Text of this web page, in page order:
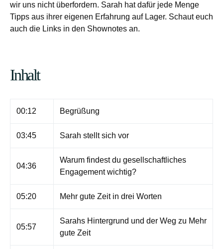
wir uns nicht überfordern. Sarah hat dafür jede Menge
Tipps aus ihrer eigenen Erfahrung auf Lager. Schaut euch
auch die Links in den Shownotes an.
Inhalt
00:12 Begrüßung
03:45 Sarah stellt sich vor
04:36
Warum findest du gesellschaftliches
Engagement wichtig?
05:20 Mehr gute Zeit in drei Worten
05:57
Sarahs Hintergrund und der Weg zu Mehr
gute Zeit